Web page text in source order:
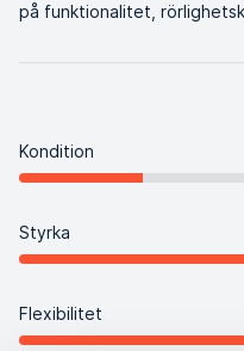
på funktionalitet,
Kondition
Styrka
Flexibilitet